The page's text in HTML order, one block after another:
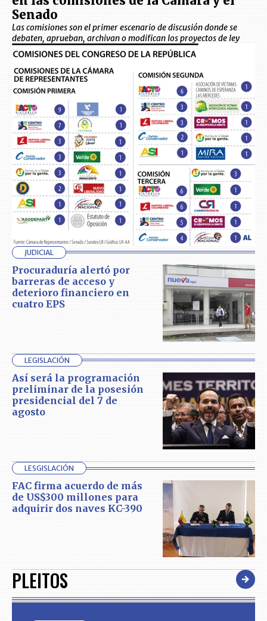
Senado
Las comisiones son el primer escenario de discusión donde se
debaten, aprueban, archivan o modifican los proyectos de ley
JUDICIAL
Procuraduría alertó por
barreras de acceso y
deterioro financiero en
cuatro EPS
LEGISLACIÓN
Así será la programación
preliminar de la posesión
presidencial del 7 de
agosto
LESGISLACIÓN
FAC firma acuerdo de más
de US$300 millones para
adquirir dos naves KC-390
PLEITOS